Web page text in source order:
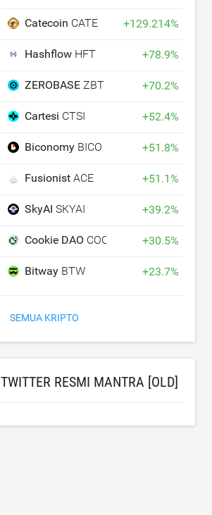
Catecoin CATE +129.214%
Hashflow HFT +78.9%
ZEROBASEZBT +70.2%
Cartesi CTSI +52.4%
Biconomy BICO +51.8%
FusionistACE +51.1%
SkyAISKYAI +39.2%
Cookie DAO COOKIE +30.5%
Bitway BTW +23.7%
SEMUA KRIPTO
TWITTER RESMI MANTRA [OLD]